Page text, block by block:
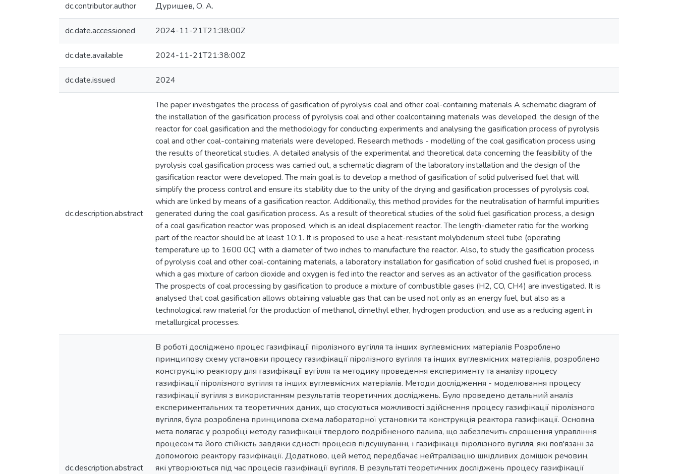
dc.contributor.author Дурищев, О. А.
dc.date.accessioned 2024-11-21T21:38:00Z
dc.date.available 2024-11-21T21:38:00Z
dc.date.issued 2024
dc.description.abstract
The paper investigates the process of gasification of pyrolysis coal and other coal-containing materials A schematic diagram of
the installation of the gasification process of pyrolysis coal and other coalcontaining materials was developed, the design of the
reactor for coal gasification and the methodology for conducting experiments and analysing the gasification process of pyrolysis
coal and other coal-containing materials were developed. Research methods - modelling of the coal gasification process using
the results of theoretical studies. A detailed analysis of the experimental and theoretical data concerning the feasibility of the
pyrolysis coal gasification process was carried out, a schematic diagram of the laboratory installation and the design of the
gasification reactor were developed. The main goal is to develop a method of gasification of solid pulverised fuel that will
simplify the process control and ensure its stability due to the unity of the drying and gasification processes of pyrolysis coal,
which are linked by means of a gasification reactor. Additionally, this method provides for the neutralisation of harmful impurities
generated during the coal gasification process. As a result of theoretical studies of the solid fuel gasification process, a design
of a coal gasification reactor was proposed, which is an ideal displacement reactor. The length-diameter ratio for the working
part of the reactor should be at least 10:1. It is proposed to use a heat-resistant molybdenum steel tube (operating
temperature up to 1600 0C) with a diameter of two inches to manufacture the reactor. Also, to study the gasification process
of pyrolysis coal and other coal-containing materials, a laboratory installation for gasification of solid crushed fuel is proposed, in
which a gas mixture of carbon dioxide and oxygen is fed into the reactor and serves as an activator of the gasification process.
The prospects of coal processing by gasification to produce a mixture of combustible gases (H2, CO, CH4) are investigated. It is
analysed that coal gasification allows obtaining valuable gas that can be used not only as an energy fuel, but also as a
technological raw material for the production of methanol, dimethyl ether, hydrogen production, and use as a reducing agent in
metallurgical processes.
dc.description.abstract
В роботі досліджено процес газифікації піролізного вугілля та інших вуглевмісних матеріалів Розроблено
принципову схему установки процесу газифікації піролізного вугілля та інших вуглевмісних матеріалів, розроблено
конструкцію реактору для газифікації вугілля та методику проведення експерименту та аналізу процесу
газифікації піролізного вугілля та інших вуглевмісних матеріалів. Методи дослідження - моделювання процесу
газифікації вугілля з використанням результатів теоретичних досліджень. Було проведено детальний аналіз
експериментальних та теоретичних даних, що стосуються можливості здійснення процесу газифікації піролізного
вугілля, була розроблена принципова схема лабораторної установки та конструкція реактора газифікації. Основна
мета полягає у розробці методу газифікації твердого подрібненого палива, що забезпечить спрощення управління
процесом та його стійкість завдяки єдності процесів підсушуванні, і газифікації піролізного вугілля, які пов'язані за
допомогою реактору газифікації. Додатково, цей метод передбачає нейтралізацію шкідливих домішок речовин,
які утворюються під час процесів газифікації вугілля. В результаті теоретичних досліджень процесу газифікації